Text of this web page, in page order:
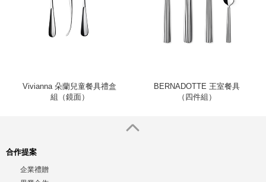
Vivianna 朵蘭兒童餐具禮盒
組（鏡面）
BERNADOTTE 王室餐具
（四件組）
合作提案
企業禮贈